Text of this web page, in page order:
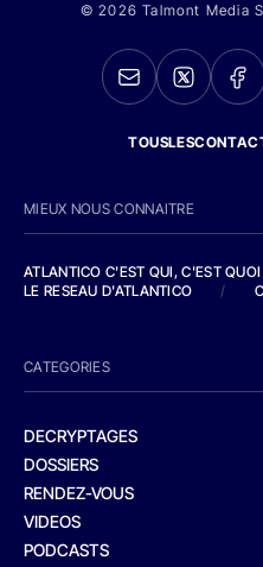
© 2026 Talmont Media
MIEUX NOUS CONNAITRE
ATLANTICO C'EST QUI, C'EST
LE RESEAU D'ATLANTICO
/
CATEGORIES
DECRYPTAGES
DOSSIERS
RENDEZ-VOUS
VIDEOS
PODCASTS